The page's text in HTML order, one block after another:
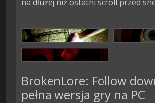
na dłużej niż ostatni scroll przed
BrokenLore: Follow
pełna wersja gry na PC